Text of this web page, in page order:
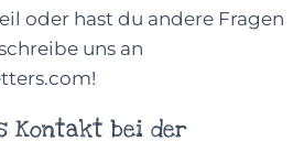
oder hast du andere Fragen
uns an
Kontakt bei der